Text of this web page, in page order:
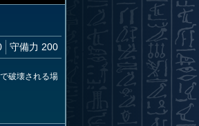
守備力 200
破壊される場